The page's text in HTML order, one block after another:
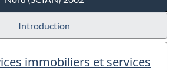
Introduction
immobiliers et services